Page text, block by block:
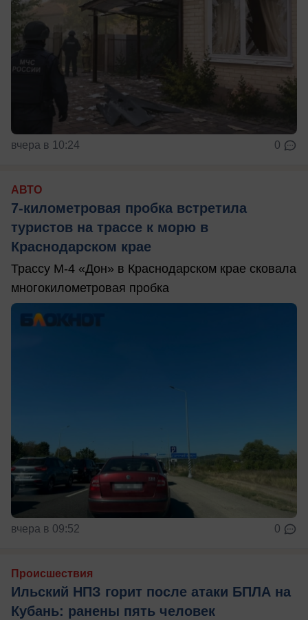
вчера в 10:24 0
АВТО
7-километровая пробка встретила
туристов на трассе к морю в
Краснодарском крае
Трассу М-4 «Дон» в Краснодарском крае сковала
многокилометровая пробка
вчера в 09:52 0
Происшествия
Ильский НПЗ горит после атаки БПЛА на
Кубань: ранены пять человек